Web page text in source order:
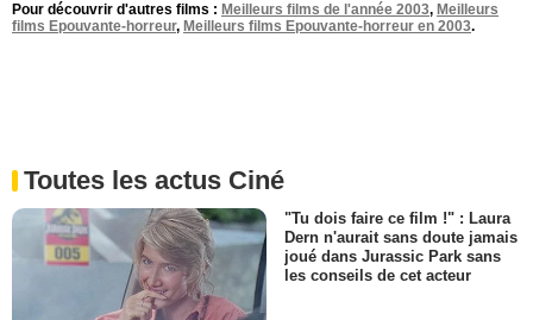
Pour découvrir d'autres films : Meilleurs films de l'année 2003, Meilleurs
films Epouvante-horreur, Meilleurs films Epouvante-horreur en 2003.
Toutes les actus Ciné
"Tu dois faire ce film !" : Laura
Dern n'aurait sans doute jamais
joué dans Jurassic Park sans
les conseils de cet acteur